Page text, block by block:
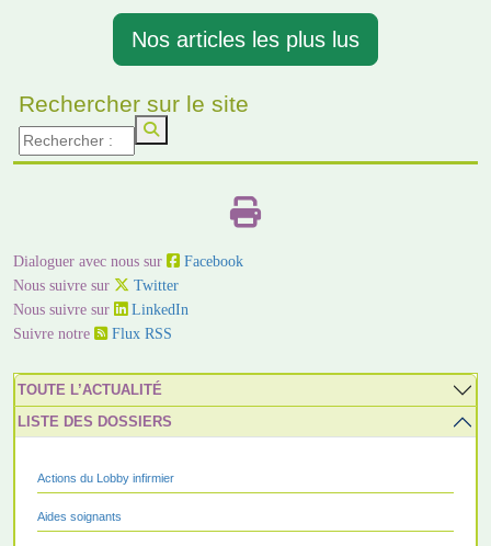
Nos articles les plus lus
Rechercher sur le site
Dialoguer avec nous sur
Facebook
Nous suivre sur
Twitter
Nous suivre sur
LinkedIn
Suivre notre
Flux RSS
TOUTE L’ACTUALITÉ
LISTE DES DOSSIERS
Actions du Lobby infirmier
Aides soignants